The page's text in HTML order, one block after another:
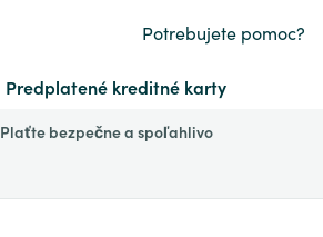
Potrebujete pomoc?
Predplatené kreditné karty
Plaťte bezpečne a spoľahlivo